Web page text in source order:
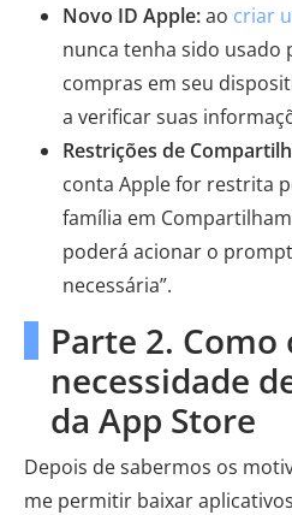
Novo ID Apple:ao criar
nunca tenha sido usado
compras em seu
a verificar suas
Restrições de
conta Apple for restrita
família em
poderá acionar o
necessária”.
Parte 2.
necessidade
da App Store
Depois de sabermos os
me permitir baixar